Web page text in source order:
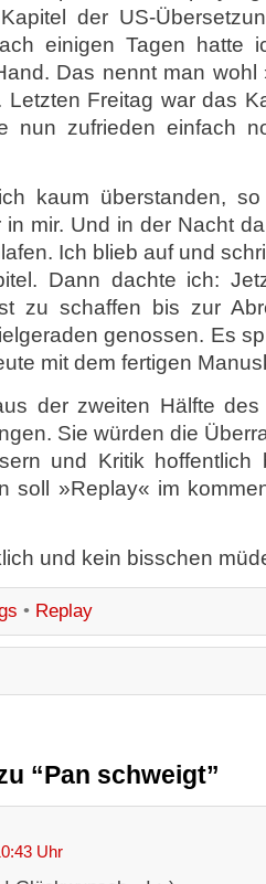
der US-
einigen Tagen hatte
Das nennt man wohl
Letzten Freitag war das
nun zufrieden einfach
kaum überstanden,
in mir. Und in der Nacht
Ich blieb auf und
Dann dachte ich:
zu schaffen bis zur
genossen. Es
mit dem fertigen
der zweiten Hälfte
Sie würden die
und Kritik hoffentlich
soll »Replay« im
und kein bisschen
• Replay
“Pan schweigt”
Uhr